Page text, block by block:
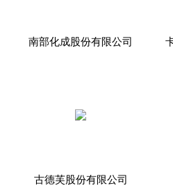
南部化成股份有限公司
古德芙股份有限公司